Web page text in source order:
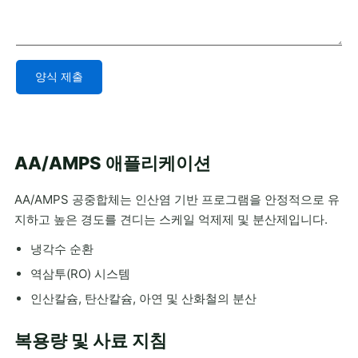
양식 제출
AA/AMPS 애플리케이션
AA/AMPS 공중합체는 인산염 기반 프로그램을 안정적으로 유
지하고 높은 경도를 견디는 스케일 억제제 및 분산제입니다.
냉각수 순환
역삼투(RO) 시스템
인산칼슘, 탄산칼슘, 아연 및 산화철의 분산
복용량 및 사료 지침